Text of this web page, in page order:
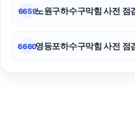
6659노원구하수구막힘 사전
6660영등포하수구막힘 사전